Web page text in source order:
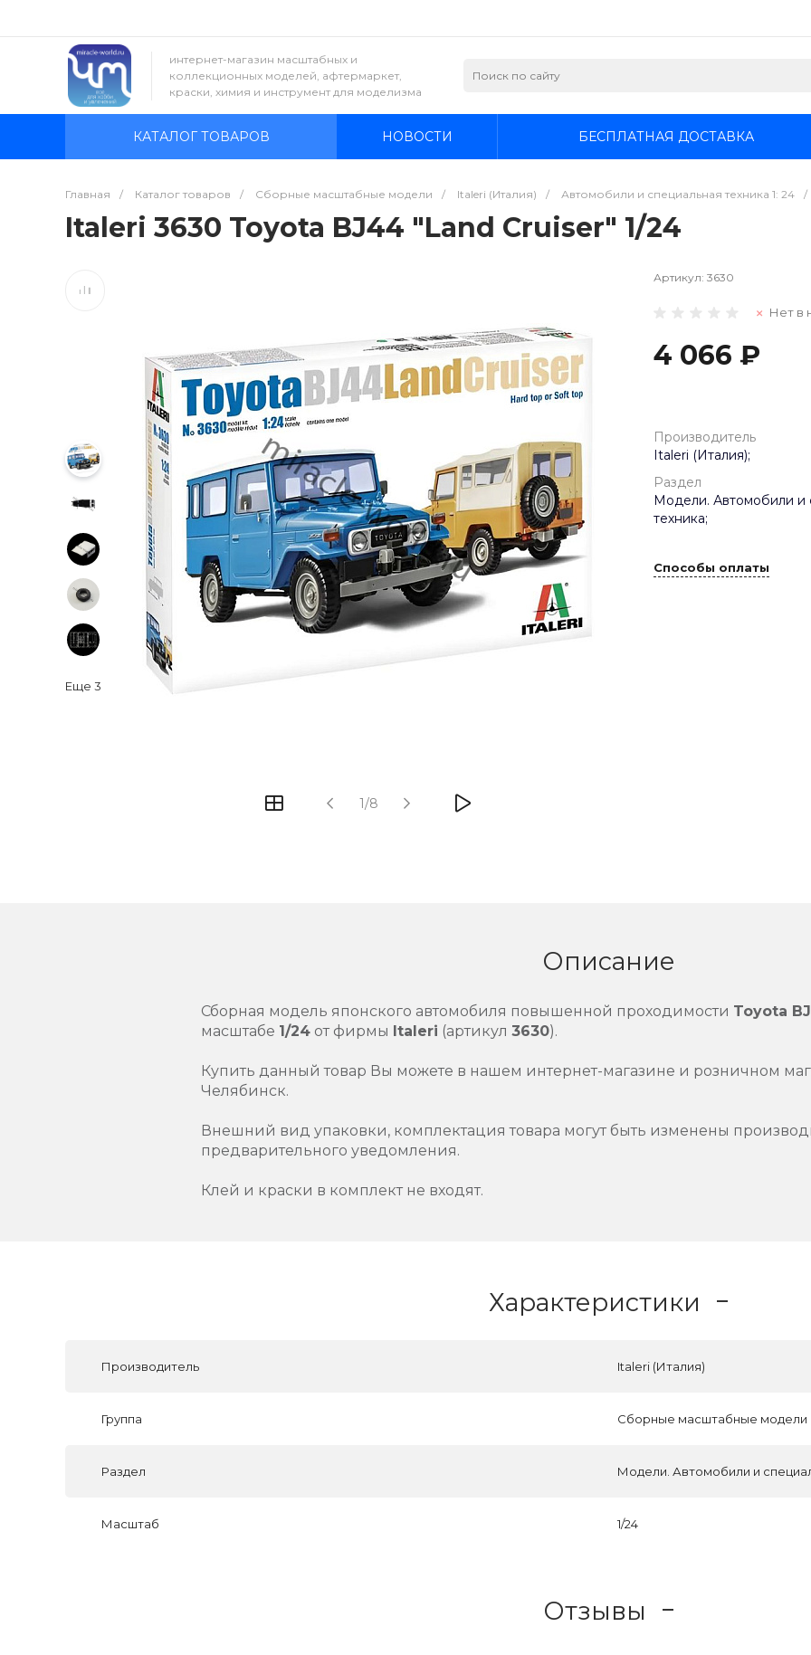
интернет-магазин масштабных и
коллекционных моделей, афтермаркет,
краски, химия и инструмент для моделизма
КАТАЛОГ ТОВАРОВ НОВОСТИ БЕСПЛАТНАЯ ДОСТАВКА
Главная / Каталог товаров / Сборные масштабные модели / Italeri (Италия) / Автомобили и специальная техника 1: 24 /
Italeri 3630 Toyota BJ44 "Land Cruiser" 1/24
Еще 3
1/8
Артикул: 3630
Нет в
4 066 ₽
Производитель
Italeri (Италия);
Раздел
Модели. Автомобили и
техника;
Способы оплаты
Описание
Сборная модель японского автомобиля повышенной проходимости Toyota
масштабе 1/24 от фирмы Italeri (артикул 3630).
Купить данный товар Вы можете в нашем интернет-магазине и розничном
Челябинск.
Внешний вид упаковки, комплектация товара могут быть изменены
предварительного уведомления.
Клей и краски в комплект не входят.
Характеристики
Производитель Italeri (Италия)
Группа Сборные масштабные модели
Раздел Модели. Автомобили и
Масштаб 1/24
Отзывы